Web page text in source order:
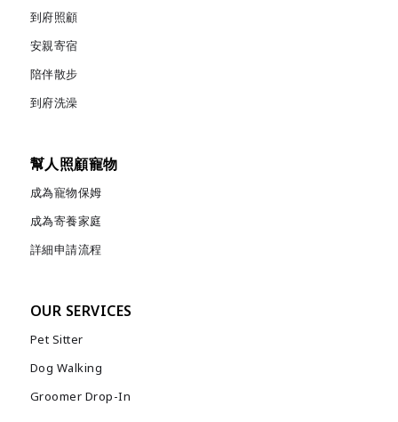
到府照顧
安親寄宿
陪伴散步
到府洗澡
幫人照顧寵物
成為寵物保姆
成為寄養家庭
詳細申請流程
OUR SERVICES
Pet Sitter
Dog Walking
Groomer Drop-In